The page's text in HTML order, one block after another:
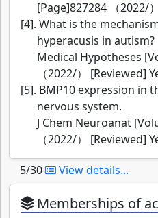
[Page]827284 （2022/
[4]. What is the
hyperacusis in autism?
Medical Hypotheses
（2022/） [Reviewed]
[5]. BMP10 expression in
nervous system.
J Chem Neuroanat
（2022/） [Reviewed]
5/30 View details...
Memberships of